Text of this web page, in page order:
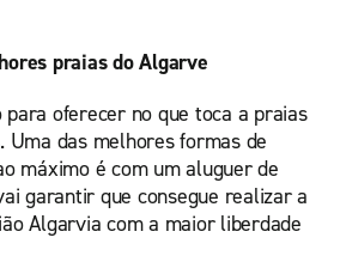
praias do Algarve
oferecer no que toca a praias
Uma das melhores formas de
máximo é com um aluguer de
garantir que consegue realizar a
Algarvia com a maior liberdade